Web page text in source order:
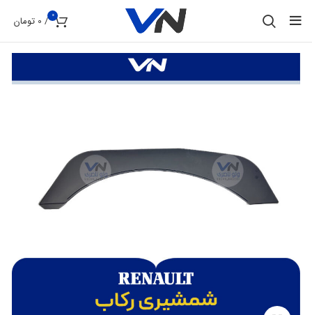
0
/
0 تومان